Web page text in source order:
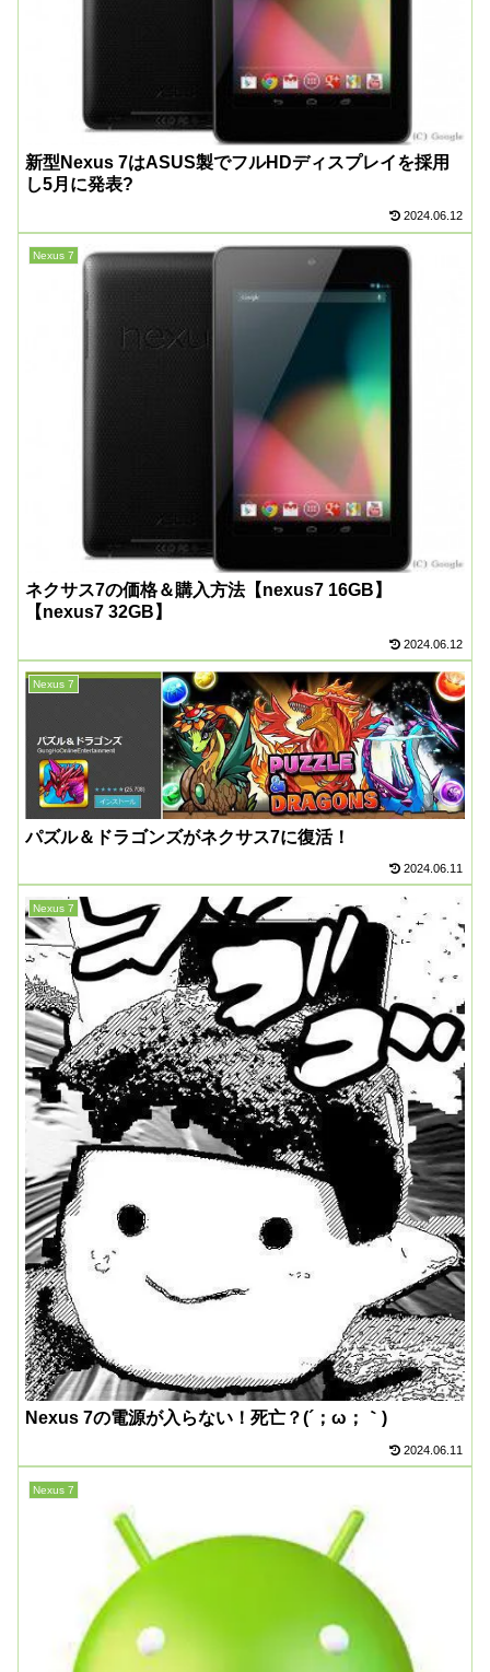
新型Nexus 7はASUS製でフルHDディスプレイを採用
し5月に発表?
2024.06.12
Nexus 7
ネクサス7の価格＆購入方法【nexus7 16GB】
【nexus7 32GB】
2024.06.12
Nexus 7
パズル＆ドラゴンズがネクサス7に復活！
2024.06.11
Nexus 7
Nexus 7の電源が入らない！死亡？(´；ω；｀)
2024.06.11
Nexus 7